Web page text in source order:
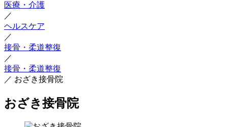
医療・介護
／
ヘルスケア
／
接骨・柔道整復
／
接骨・柔道整復
／ おざき接骨院
おざき接骨院